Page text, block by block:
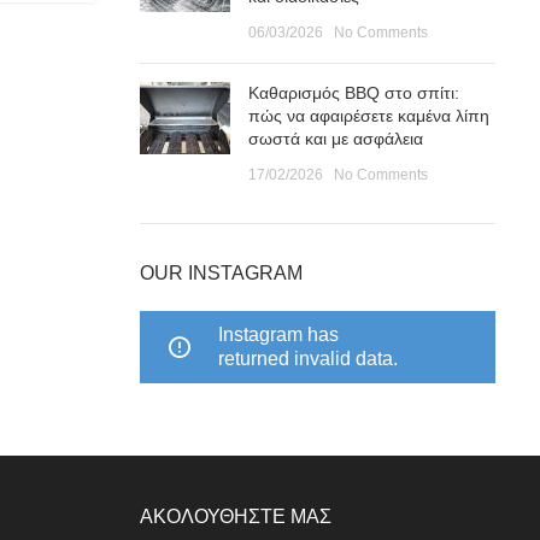
06/03/2026 No Comments
Καθαρισμός BBQ στο σπίτι:
πώς να αφαιρέσετε καμένα λίπη
σωστά και με ασφάλεια
17/02/2026 No Comments
OUR INSTAGRAM
Instagram has
returned invalid data.
ΑΚΟΛΟΥΘΗΣΤΕ ΜΑΣ